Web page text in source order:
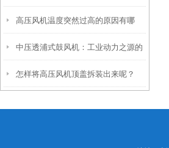
高压风机温度突然过高的原因有哪
些？
中压透浦式鼓风机：工业动力之源的
精密演绎
怎样将高压风机顶盖拆装出来呢？